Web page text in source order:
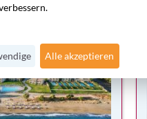
Alle akzeptieren